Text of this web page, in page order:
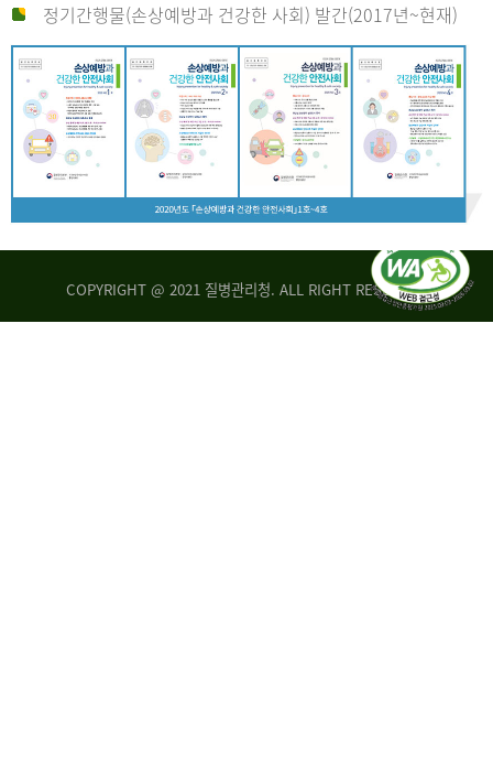
정기간행물(손상예방과 건강한 사회) 발간(2017년~현재)
COPYRIGHT @ 2021 질병관리청. ALL RIGHT RESERVED